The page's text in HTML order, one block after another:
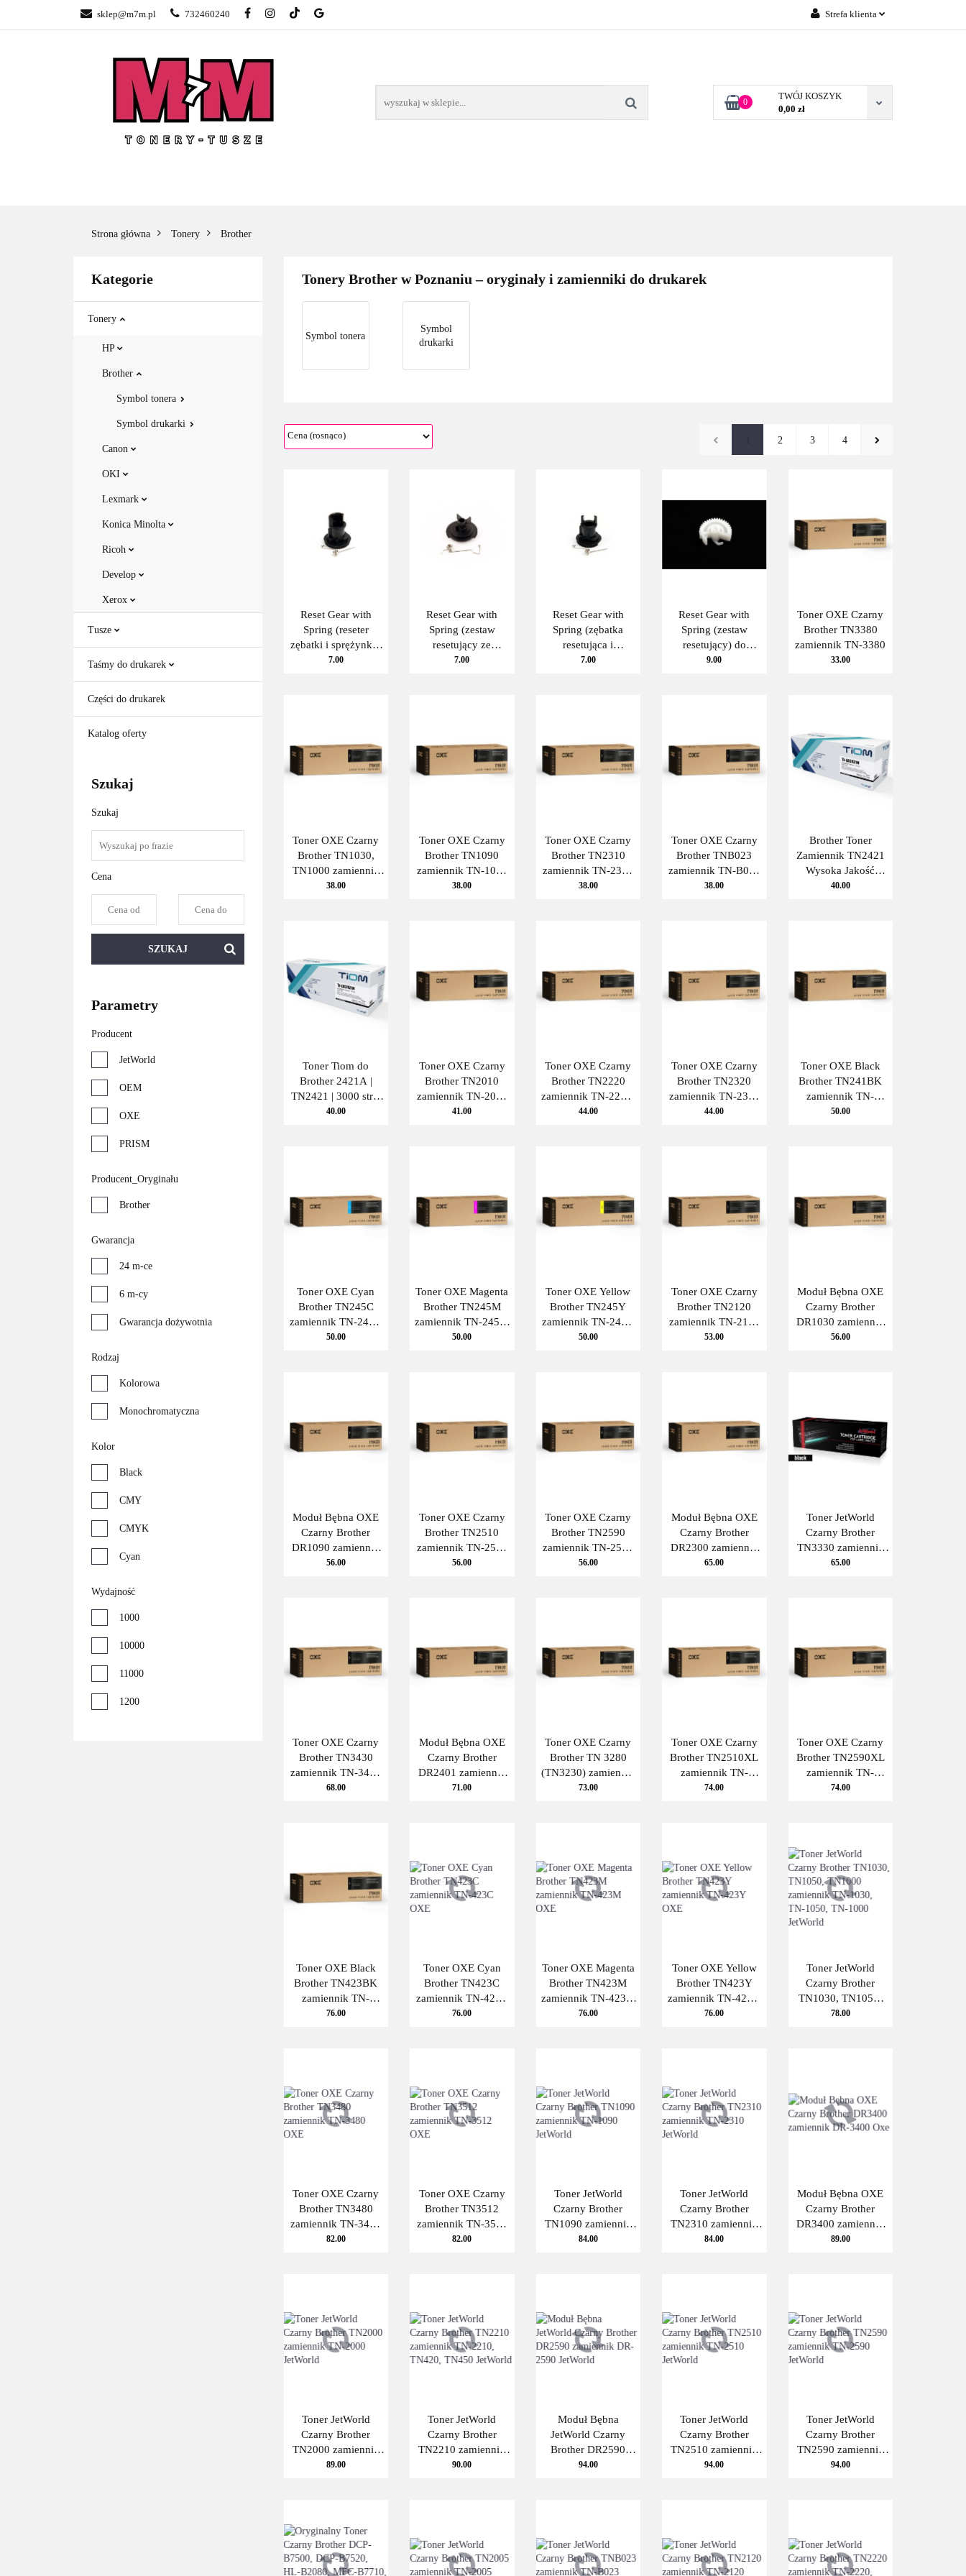
sklep@m7m.pl 732460240 Strefa klienta
Dodaj zgłoszenie
0
TWÓJ KOSZYK
0,00 zł
SKLEP TONERY POZNAŃ – GŁOGOWSKA
BLOG
Strona główna Tonery Brother
Kategorie
Tonery
HP
Brother
Symbol tonera
Symbol drukarki
Canon
OKI
Lexmark
Konica Minolta
Ricoh
Develop
Xerox
Tusze
Taśmy do drukarek
Części do drukarek
Katalog oferty
Szukaj
Szukaj
Cena
SZUKAJ
Parametry
Producent
JetWorld
OEM
OXE
PRISM
Tiom
Producent_Oryginału
Brother
Gwarancja
24 m-ce
6 m-cy
Gwarancja dożywotnia
Rodzaj
Kolorowa
Monochromatyczna
Kolor
Black
CMY
CMYK
Cyan
Magenta
Yellow
Wydajność
1000
10000
11000
1200
Tonery Brother w Poznaniu – oryginały i zamienniki do drukarek
Symbol tonera
Symbol
drukarki
2 3 4
Reset Gear with
Spring (reseter
zębatki i sprężynka)
do Brother TN-241
7.00
Reset Gear with
Spring (zestaw
resetujący ze
spreżyną) do Brother
7.00
Reset Gear with
Spring (zębatka
resetująca i
sprężynka) do
7.00
Reset Gear with
Spring (zestaw
resetujący) do
Brother TN-
9.00
Toner OXE Czarny
Brother TN3380
zamiennik TN-3380
33.00
Toner OXE Czarny
Brother TN1030,
TN1000 zamiennik
TN-1030, TN-1000
38.00
Toner OXE Czarny
Brother TN1090
zamiennik TN-1090
OXE
38.00
Toner OXE Czarny
Brother TN2310
zamiennik TN-2310
OXE
38.00
Toner OXE Czarny
Brother TNB023
zamiennik TN-B023
OXE
38.00
Brother Toner
Zamiennik TN2421
Wysoka Jakość
Druku
40.00
Toner Tiom do
Brother 2421A |
TN2421 | 3000 str. |
black Tiom
40.00
Toner OXE Czarny
Brother TN2010
zamiennik TN-2010
OXE
41.00
Toner OXE Czarny
Brother TN2220
zamiennik TN-2220,
TN420, TN450 OXE
44.00
Toner OXE Czarny
Brother TN2320
zamiennik TN-2320
OXE
44.00
Toner OXE Black
Brother TN241BK
zamiennik TN-
241BK OXE
50.00
Toner OXE Cyan
Brother TN245C
zamiennik TN-245C
OXE
50.00
Toner OXE Magenta
Brother TN245M
zamiennik TN-245M
OXE
50.00
Toner OXE Yellow
Brother TN245Y
zamiennik TN-245Y
OXE
50.00
Toner OXE Czarny
Brother TN2120
zamiennik TN-2120
(TN2110)
53.00
Moduł Bębna OXE
Czarny Brother
DR1030 zamiennik
DR-1030 Oxe
56.00
Moduł Bębna OXE
Czarny Brother
DR1090 zamiennik
DR-1090 OXE
56.00
Toner OXE Czarny
Brother TN2510
zamiennik TN-2510
Oxe
56.00
Toner OXE Czarny
Brother TN2590
zamiennik TN-2590
Oxe
56.00
Moduł Bębna OXE
Czarny Brother
DR2300 zamiennik
DR-2300 OXE
65.00
Toner JetWorld
Czarny Brother
TN3330 zamiennik
TN-3330 JetWorld
65.00
Toner OXE Czarny
Brother TN3430
zamiennik TN-3430
OXE
68.00
Moduł Bębna OXE
Czarny Brother
DR2401 zamiennik
DR-2401 OXE
71.00
Toner OXE Czarny
Brother TN 3280
(TN3230) zamiennik
TN-3280 OXE
73.00
Toner OXE Czarny
Brother TN2510XL
zamiennik TN-
2510XL Oxe
74.00
Toner OXE Czarny
Brother TN2590XL
zamiennik TN-
2590XL Oxe
74.00
Toner OXE Black
Brother TN423BK
zamiennik TN-
423BK OXE
76.00
Toner OXE Cyan
Brother TN423C
zamiennik TN-423C
OXE
76.00
Toner OXE Magenta
Brother TN423M
zamiennik TN-423M
OXE
76.00
Toner OXE Yellow
Brother TN423Y
zamiennik TN-423Y
OXE
76.00
Toner JetWorld
Czarny Brother
TN1030, TN1050,
TN1000 zamiennik
78.00
Toner OXE Czarny
Brother TN3480
zamiennik TN-3480
OXE
82.00
Toner OXE Czarny
Brother TN3512
zamiennik TN-3512
OXE
82.00
Toner JetWorld
Czarny Brother
TN1090 zamiennik
TN-1090 JetWorld
84.00
Toner JetWorld
Czarny Brother
TN2310 zamiennik
TN-2310 JetWorld
84.00
Moduł Bębna OXE
Czarny Brother
DR3400 zamiennik
DR-3400 Oxe
89.00
Toner JetWorld
Czarny Brother
TN2000 zamiennik
TN-2000 JetWorld
89.00
Toner JetWorld
Czarny Brother
TN2210 zamiennik
TN-2210, TN420,
90.00
Moduł Bębna
JetWorld Czarny
Brother DR2590
zamiennik DR-2590
94.00
Toner JetWorld
Czarny Brother
TN2510 zamiennik
TN-2510 JetWorld
94.00
Toner JetWorld
Czarny Brother
TN2590 zamiennik
TN-2590 JetWorld
94.00